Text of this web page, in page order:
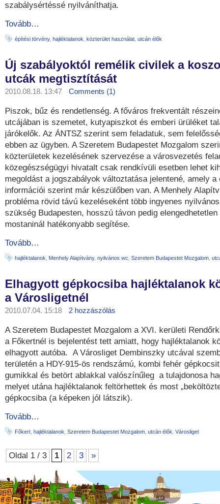
szabálysértéssé nyilváníthatja.
Tovább…
építési törvény, hajléktalanok közterület használat utcán élők
Új szabályoktól remélik civilek a
utcák megtisztítását
2010.08.18. 13:47 Comments (1)
Piszok, bűz és rendetlenség. A főváros frekventált
utcájában is szemetet, kutyapiszkot és emberi ürüléket
járókelők. Az ÁNTSZ szerint sem feladatuk, sem
ebben az ügyben. A Szeretem Budapestet Mozgalom
közterületek kezelésének szervezése a városvezetés
közegészségügyi hivatalt csak rendkívüli esetben lehet
megoldást a jogszabályok változtatása jelentené, amely
információi szerint már készülőben van. A Menhely
probléma rövid távú kezeléseként több ingyenes
szükség Budapesten, hosszú távon pedig
mostaninál hatékonyabb segítése.
Tovább…
hajléktalanok Menhely Alapítvány, nyilvános wc Szeretem Budapestet Mozgalom
Elhagyott gépkocsiba hajléktalanok
a Városligetnél
2010.07.04. 15:18 2 hozzászólás
A Szeretem Budapestet Mozgalom a XVI. kerületi
a Főkertnél is bejelentést tett amiatt, hogy hajléktalanok
elhagyott autóba. A Városliget Dembinszky utcával
területén a HDY-915-ös rendszámú, kombi fehér
gumikkal és betört ablakkal valószínűleg a tulajdonosa
melyet utána hajléktalanok feltörhettek és most
gépkocsiba (a képeken jól látszik).
Tovább…
Főkert hajléktalanok Szeretem Budapestet Mozgalom utcán élők Városliget
Oldal 1 / 3 1 2 3 »